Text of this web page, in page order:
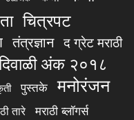
चित्रपट
तंत्रज्ञान द ग्रेट मराठी
अंक २०१८
पुस्तके मनोरंजन
तारे मराठी ब्लॉगर्स